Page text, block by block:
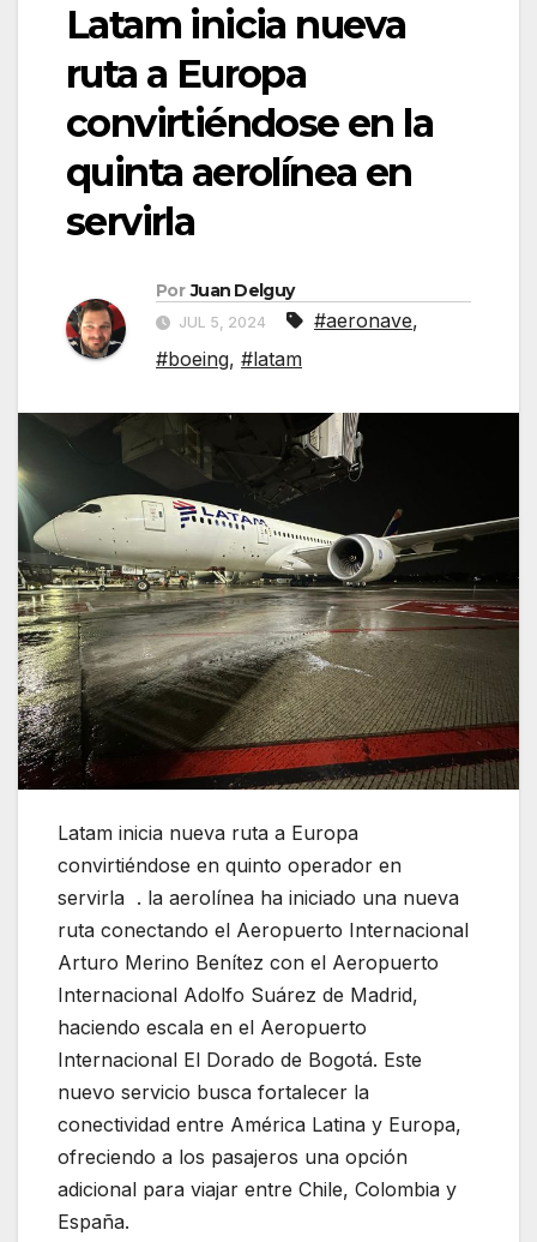
Latam inicia nueva
ruta a Europa
convirtiéndose en la
quinta aerolínea en
servirla
Por Juan Delguy
JUL 5, 2024 #aeronave,
#boeing, #latam
Latam inicia nueva ruta a Europa
convirtiéndose en quinto operador en
servirla . la aerolínea ha iniciado una nueva
ruta conectando el Aeropuerto Internacional
Arturo Merino Benítez con el Aeropuerto
Internacional Adolfo Suárez de Madrid,
haciendo escala en el Aeropuerto
Internacional El Dorado de Bogotá. Este
nuevo servicio busca fortalecer la
conectividad entre América Latina y Europa,
ofreciendo a los pasajeros una opción
adicional para viajar entre Chile, Colombia y
España.